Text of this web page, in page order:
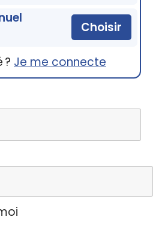
Choisir
? Je me connecte